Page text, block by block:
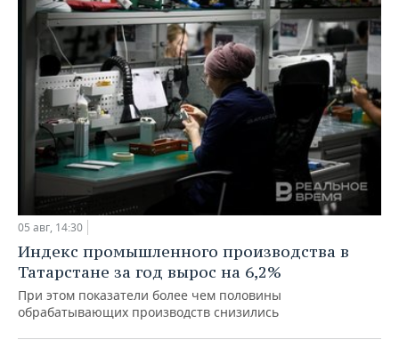
05 авг, 14:30
Индекс промышленного производства в
Татарстане за год вырос на 6,2%
При этом показатели более чем половины
обрабатывающих производств снизились